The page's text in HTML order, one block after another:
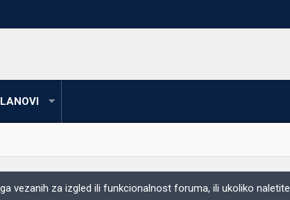
vezanih za izgled ili funkcionalnost foruma, ili ukoliko